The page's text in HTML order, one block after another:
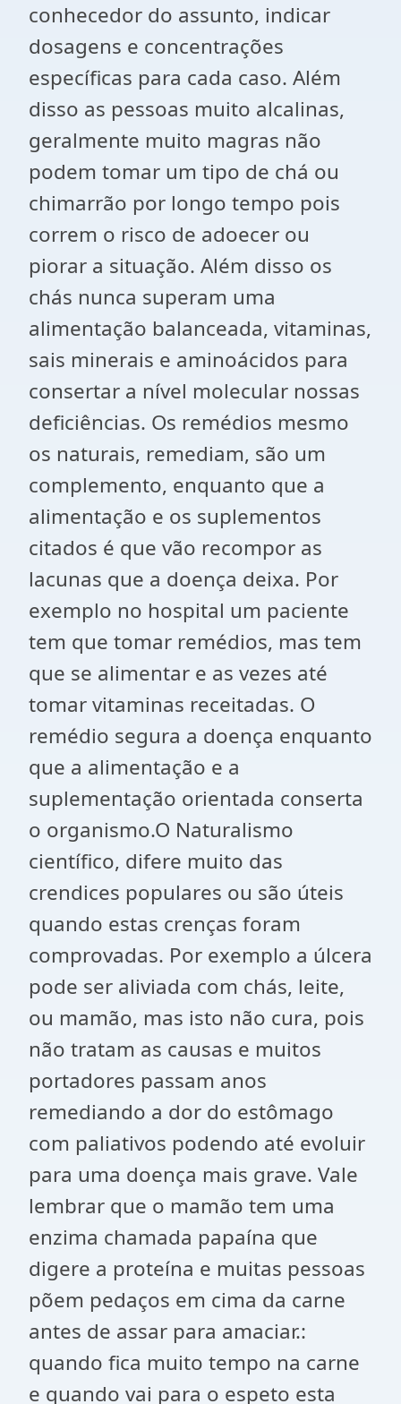
conhecedor do assunto, indicar
dosagens e concentrações
específicas para cada caso. Além
disso as pessoas muito alcalinas,
geralmente muito magras não
podem tomar um tipo de chá ou
chimarrão por longo tempo pois
correm o risco de adoecer ou
piorar a situação. Além disso os
chás nunca superam uma
alimentação balanceada, vitaminas,
sais minerais e aminoácidos para
consertar a nível molecular nossas
deficiências. Os remédios mesmo
os naturais, remediam, são um
complemento, enquanto que a
alimentação e os suplementos
citados é que vão recompor as
lacunas que a doença deixa. Por
exemplo no hospital um paciente
tem que tomar remédios, mas tem
que se alimentar e as vezes até
tomar vitaminas receitadas. O
remédio segura a doença enquanto
que a alimentação e a
suplementação orientada conserta
o organismo.O Naturalismo
científico, difere muito das
crendices populares ou são úteis
quando estas crenças foram
comprovadas. Por exemplo a úlcera
pode ser aliviada com chás, leite,
ou mamão, mas isto não cura, pois
não tratam as causas e muitos
portadores passam anos
remediando a dor do estômago
com paliativos podendo até evoluir
para uma doença mais grave. Vale
lembrar que o mamão tem uma
enzima chamada papaína que
digere a proteína e muitas pessoas
põem pedaços em cima da carne
antes de assar para amaciar.:
quando fica muito tempo na carne
e quando vai para o espeto esta